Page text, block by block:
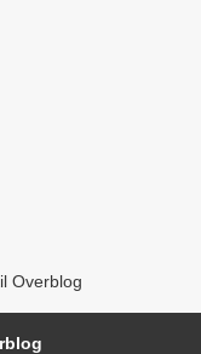
Overblog